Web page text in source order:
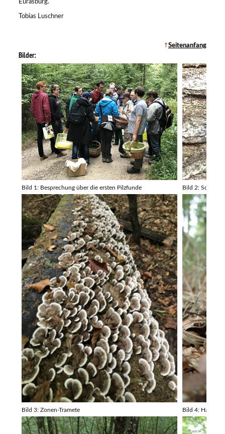
Eurasburg.
Tobias Luschner
Seitenanfang
Bilder:
Bild 1: Besprechung über die ersten Pilzfunde Bild 2:
Bild 3: Zonen-Tramete Bild 4: